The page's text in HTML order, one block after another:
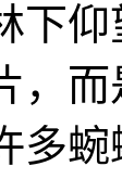
下
，
多